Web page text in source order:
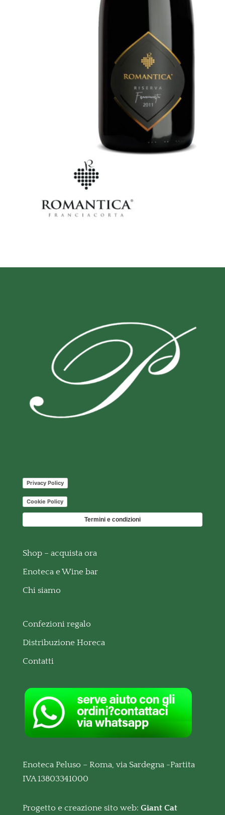
Privacy Policy
Cookie Policy
Termini e condizioni
Shop – acquista ora
Enoteca e Wine bar
Chi siamo
Confezioni regalo
Distribuzione Horeca
Contatti
Enoteca Peluso – Roma, via Sardegna -Partita
IVA 13803341000
Progetto e creazione sito web: Giant Cat